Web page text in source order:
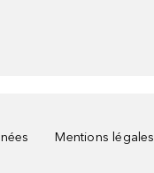
Mentions légales